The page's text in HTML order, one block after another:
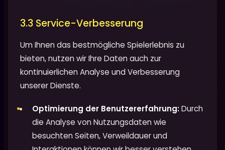
3.3 Service-Verbesserung
Um Ihnen das bestmögliche Spielerlebnis zu
bieten, nutzen wir Ihre Daten auch zur
kontinuierlichen Analyse und Verbesserung
unserer Dienste.
Optimierung der Benutzererfahrung:Durch
die Analyse von Nutzungsdaten wie
besuchten Seiten, Verweildauer und